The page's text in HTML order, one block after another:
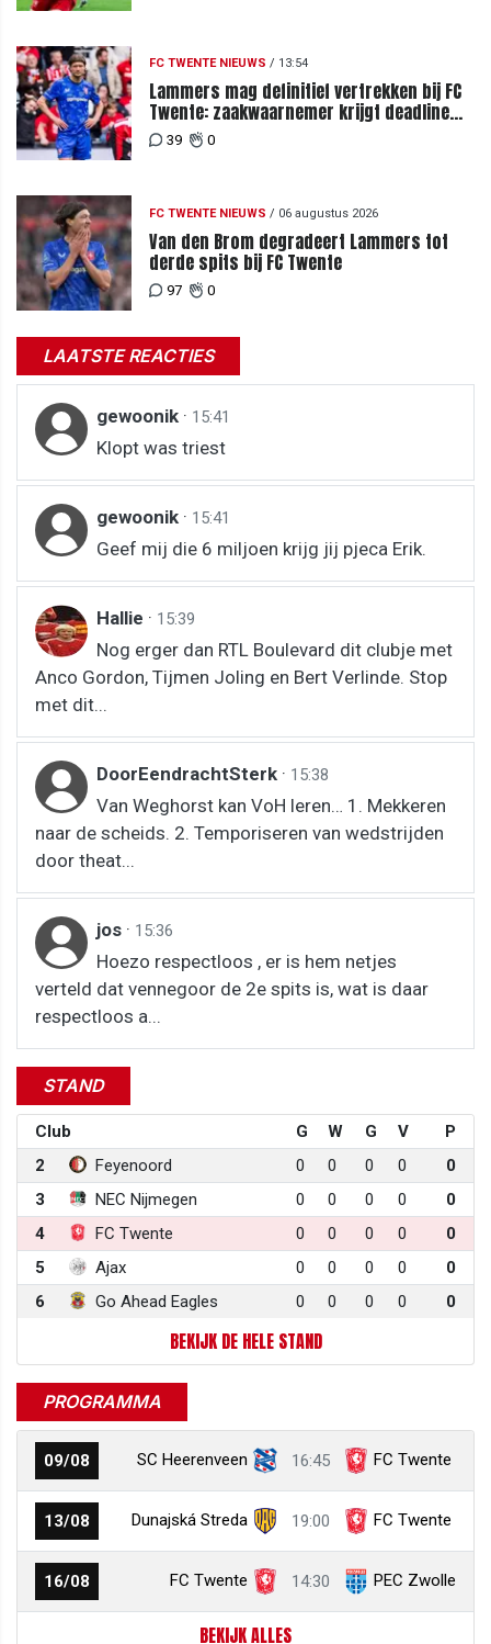
FC TWENTE NIEUWS / 13:54
Lammers mag definitief vertrekken bij FC
Twente: zaakwaarnemer krijgt deadline
vanwege komst vervanger
39 0
FC TWENTE NIEUWS / 06 augustus 2026
Van den Brom degradeert Lammers tot
derde spits bij FC Twente
97 0
LAATSTE REACTIES
gewoonik · 15:41
Klopt was triest
gewoonik · 15:41
Geef mij die 6 miljoen krijg jij pjeca Erik.
Hallie · 15:39
Nog erger dan RTL Boulevard dit clubje met
Anco Gordon, Tijmen Joling en Bert Verlinde. Stop
met dit...
DoorEendrachtSterk · 15:38
Van Weghorst kan VoH leren… 1. Mekkeren
naar de scheids. 2. Temporiseren van wedstrijden
door theat...
jos · 15:36
Hoezo respectloos , er is hem netjes
verteld dat vennegoor de 2e spits is, wat is daar
respectloos a...
STAND
Club G W G V
P
2
Feyenoord 0 0 0 0
0
3
NEC Nijmegen 0 0 0 0
0
4
FC Twente 0 0 0 0
0
5
Ajax 0 0 0 0
0
6
Go Ahead Eagles 0 0 0 0 0
BEKIJK DE HELE STAND
PROGRAMMA
09/08 SC Heerenveen 16:45 FC Twente
13/08 Dunajská Streda 19:00 FC Twente
16/08 FC Twente 14:30 PEC Zwolle
BEKIJK ALLES